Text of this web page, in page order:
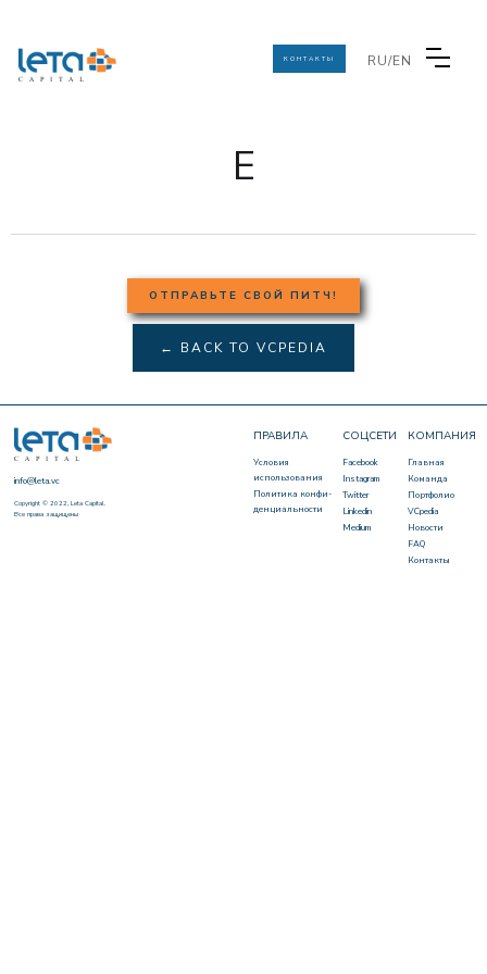
КОНТАКТЫ RU/EN
Е
ОТПРАВЬТЕ СВОЙ ПИТЧ!
← BACK TO VCPEDIA
info@leta.vc
Copyright © 2022, Leta Capital.
Все права защищены
ПРАВИЛА
Условия
использования
Политика конфи-
денциальности
СОЦСЕТИ
Facebook
Instagram
Twitter
Linkedin
Medium
КОМПАНИЯ
Главная
Команда
Портфолио
VCpedia
Новости
FAQ
Контакты